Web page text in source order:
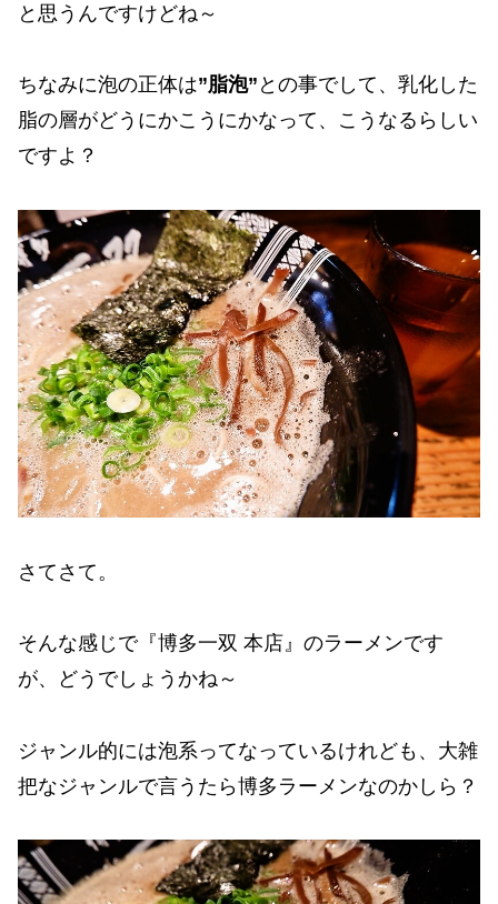
と思うんですけどね～
ちなみに泡の正体は”脂泡” との事でして、乳化した
脂の層がどうにかこうにかなって、こうなるらしい
ですよ？
さてさて。
そんな感じで『博多一双 本店』のラーメンです
が、どうでしょうかね～
ジャンル的には泡系ってなっているけれども、大雑
把なジャンルで言うたら博多ラーメンなのかしら？